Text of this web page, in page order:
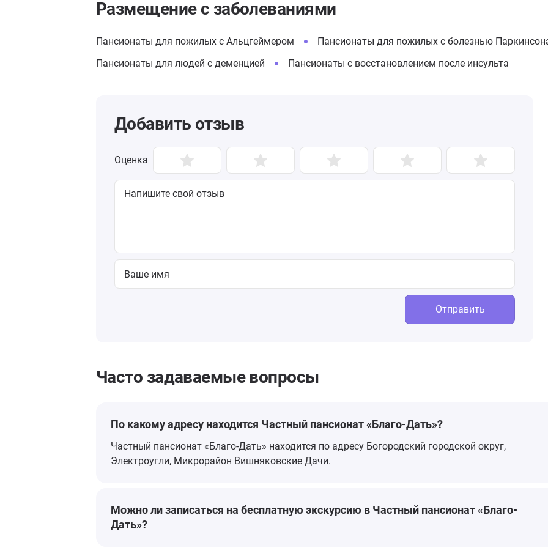
Размещение с заболеваниями
Пансионаты для пожилых с Альцгеймером
Пансионаты для пожилых с болезнью
Пансионаты для людей с деменцией
Пансионаты с восстановлением после инсульта
Добавить отзыв
Оценка
Отправить
Часто задаваемые вопросы
По какому адресу находится Частный пансионат «Благо-Дать»?
Частный пансионат «Благо-Дать» находится по адресу Богородский городской округ,
Электроугли, Микрорайон Вишняковские Дачи.
Можно ли записаться на бесплатную экскурсию в Частный пансионат «Благо-
Дать»?